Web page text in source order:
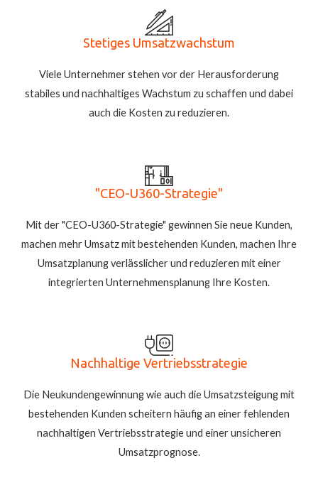
Stetiges Umsatzwachstum
Viele Unternehmer stehen vor der Herausforderung
stabiles und nachhaltiges Wachstum zu schaffen und dabei
auch die Kosten zu reduzieren.
"CEO-U360-Strategie"
Mit der "CEO-U360-Strategie" gewinnen Sie neue Kunden,
machen mehr Umsatz mit bestehenden Kunden, machen Ihre
Umsatzplanung verlässlicher und reduzieren mit einer
integrierten Unternehmensplanung Ihre Kosten.
Nachhaltige Vertriebsstrategie
Die Neukundengewinnung wie auch die Umsatzsteigung mit
bestehenden Kunden scheitern häufig an einer fehlenden
nachhaltigen Vertriebsstrategie und einer unsicheren
Umsatzprognose.